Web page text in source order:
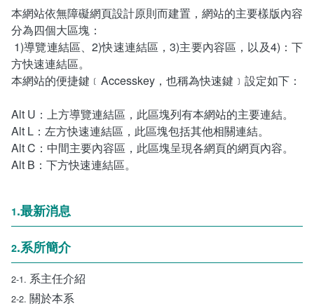
連絡系辦
課程簡介
授課大綱
教材資訊
課程列表
畢業學分配置
課程地圖主頁
升學方向
就業方向
互動服務
檔案下載
相關連結
活動花絮
奬助學金一覽表
系學會
學會幹部
組織章程
回空大首頁
本網站依無障礙網頁設計原則而建置，網站的主要樣版內容
分為四個大區塊：
1)導覽連結區、2)快速連結區，3)主要內容區，以及4)：下
方快速連結區。
本網站的便捷鍵﹝Accesskey，也稱為快速鍵﹞設定如下：
Alt U：上方導覽連結區，此區塊列有本網站的主要連結。
Alt L：左方快速連結區，此區塊包括其他相關連結。
Alt C：中間主要內容區，此區塊呈現各網頁的網頁內容。
Alt B：下方快速連結區。
1.最新消息
2.系所簡介
2-1. 系主任介紹
2-2. 關於本系